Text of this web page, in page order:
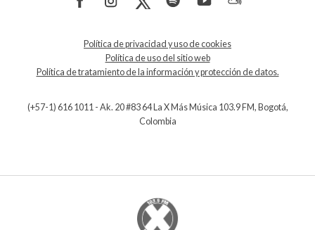
Política de privacidad y uso de cookies
Política de uso del sitio web
Política de tratamiento de la información y protección de datos.
(+57-1) 616 1011 - Ak. 20 #83 64 La X Más Música 103.9 FM, Bogotá,
Colombia